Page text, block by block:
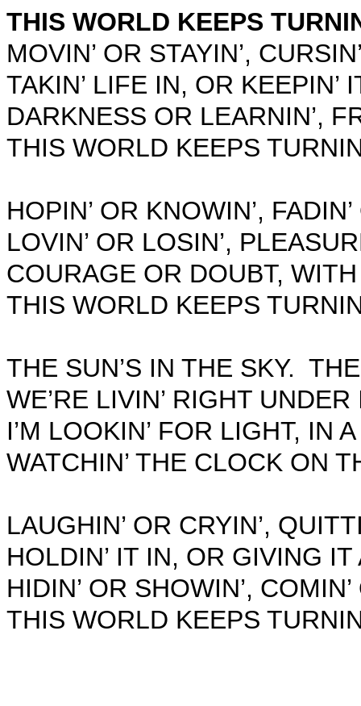
THIS WORLD KEEPS
MOVIN’ OR STAYIN’,
TAKIN’ LIFE IN, OR KEEPIN’
DARKNESS OR LEARNIN’,
THIS WORLD KEEPS
HOPIN’ OR KNOWIN’,
LOVIN’ OR LOSIN’,
COURAGE OR DOUBT,
THIS WORLD KEEPS
THE SUN’S IN THE SKY.
WE’RE LIVIN’ RIGHT UNDER
I’M LOOKIN’ FOR LIGHT, IN
WATCHIN’ THE CLOCK ON
LAUGHIN’ OR CRYIN’,
HOLDIN’ IT IN, OR GIVING IT
HIDIN’ OR SHOWIN’,
THIS WORLD KEEPS